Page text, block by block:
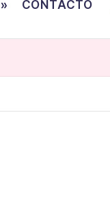
CONTACTO